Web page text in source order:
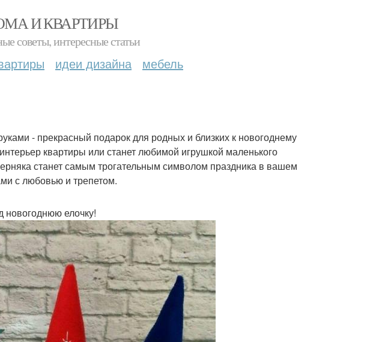
И КВАРТИРЫ
советы, интересные статьи
идеи дизайна мебель
- прекрасный подарок для родных и близких к новогоднему
квартиры или станет любимой игрушкой маленького
станет самым трогательным символом праздника в вашем
с любовью и трепетом.
новогоднюю елочку!